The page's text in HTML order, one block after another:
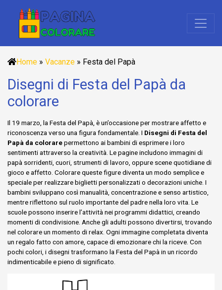
Home » Vacanze » Festa del Papà
Disegni di Festa del Papà da
colorare
Il 19 marzo, la Festa del Papà, è un’occasione per mostrare affetto e
riconoscenza verso una figura fondamentale. I Disegni di Festa del
Papà da colorarepermettono ai bambini di esprimere i loro
sentimenti attraverso la creatività. Le pagine includono immagini di
papà sorridenti, cuori, strumenti di lavoro, oppure scene quotidiane di
gioco e affetto. Colorare queste figure diventa un modo semplice e
speciale per realizzare biglietti personalizzati o decorazioni uniche. I
bambini sviluppano così manualità, concentrazione e senso artistico,
mentre riflettono sul ruolo importante del padre nella loro vita. Le
scuole possono inserire l’attività nei programmi didattici, creando
momenti di condivisione. Anche gli adulti possono divertirsi, trovando
nel colorare un momento di relax. Ogni immagine completata diventa
un regalo fatto con amore, capace di emozionare chi la riceve. Con
pochi colori, i disegni trasformano la Festa del Papà in un ricordo
indimenticabile e pieno di significato.